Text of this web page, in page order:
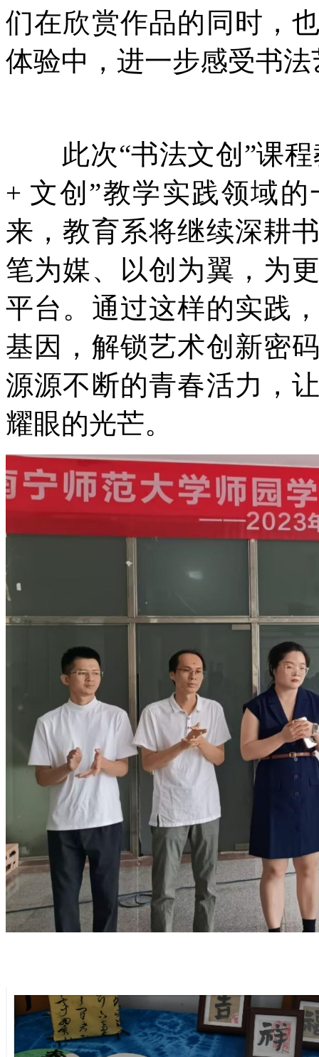
们在欣赏作品的同时，
体验中，进一步感受书
此次“书法文创”课程
+ 文创”教学实践领域
来，教育系将继续深耕
笔为媒、以创为翼，为
平台。通过这样的实践
基因，解锁艺术创新密
源源不断的青春活力，
耀眼的光芒。